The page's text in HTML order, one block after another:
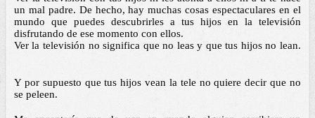
un mal padre. De hecho, hay muchas cosas espectaculares en el
mundo que puedes descubrirles a tus hijos en la televisión
disfrutando de ese momento con ellos.
Ver la televisión no significa que no leas y que tus hijos no lean.
Y por supuesto que tus hijos vean la tele no quiere decir que no
se peleen.